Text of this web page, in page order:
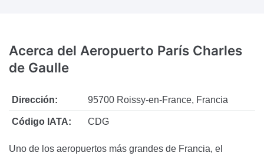
Acerca del Aeropuerto París Charles
de Gaulle
Dirección: 95700 Roissy-en-France, Francia
Código IATA: CDG
Uno de los aeropuertos más grandes de Francia, el